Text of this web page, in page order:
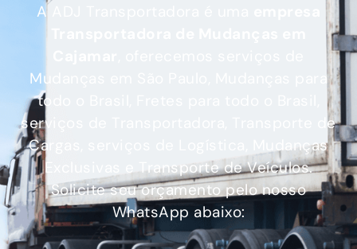
A ADJ Transportadora é uma
Mudanças em São Paulo, Mudanças para
todo o Brasil, Fretes para todo o Brasil,
serviços de Transportadora, Transporte de
Cargas, serviços de Logística, Mudanças
Exclusivas e Transporte de Veículos.
Solicite seu orçamento pelo nosso
WhatsApp abaixo: